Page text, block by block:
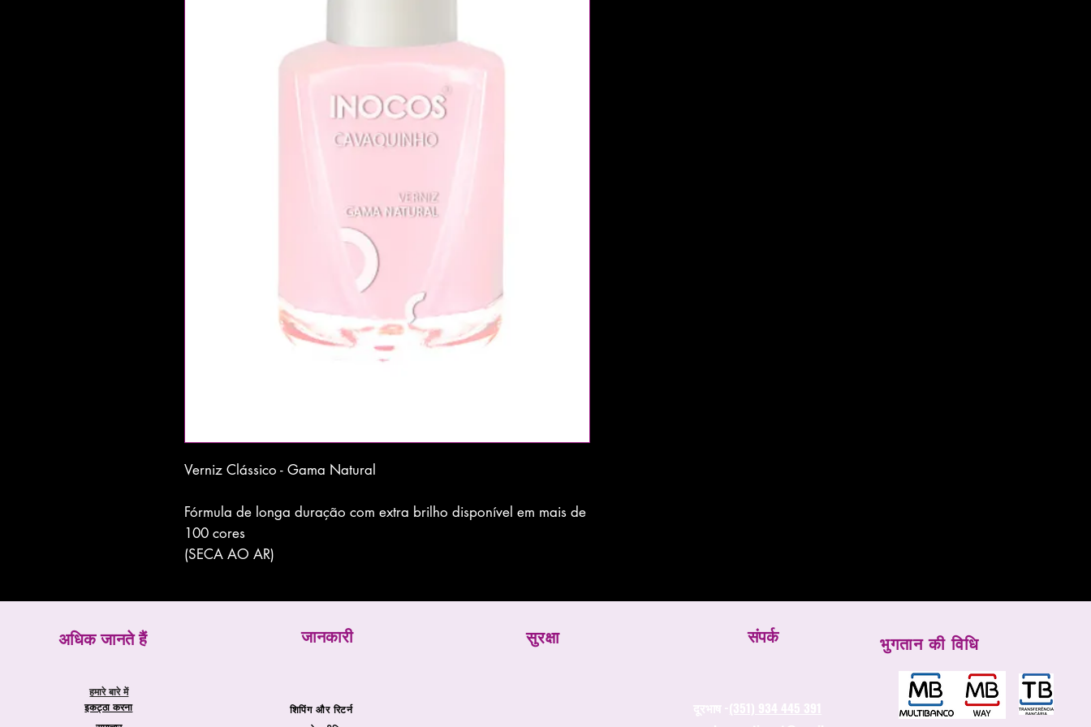
Verniz Clássico - Gama Natural
Fórmula de longa duração com extra brilho disponível em mais de
100 cores
(SECA AO AR)
अधिक जानते हैं
इकट्ठा करना
हमारे बारे में
जानकारी
शिपिंग और रिटर्न
सुरक्षा संपर्क
दूरभाष -(351) 934 445 391
भुगतान की विधि